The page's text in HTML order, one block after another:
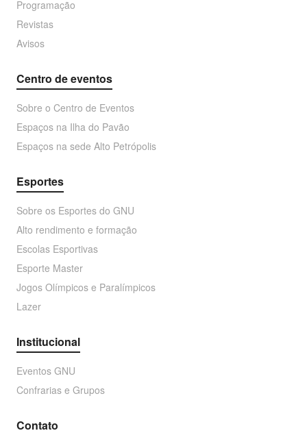
Programação
Revistas
Avisos
Centro de eventos
Sobre o Centro de Eventos
Espaços na Ilha do Pavão
Espaços na sede Alto Petrópolis
Esportes
Sobre os Esportes do GNU
Alto rendimento e formação
Escolas Esportivas
Esporte Master
Jogos Olímpicos e Paralímpicos
Lazer
Institucional
Eventos GNU
Confrarias e Grupos
Contato